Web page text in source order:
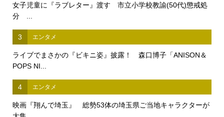
女子児童に『ラブレター』渡す 市立小学校教諭(50代)懲戒処
分 ...
3 エンタメ
ライブでまさかの『ビキニ姿』披露！ 森口博子「ANISON＆
POPS NI...
4 エンタメ
映画『翔んで埼玉』 総勢53体の埼玉県ご当地キャラクターが